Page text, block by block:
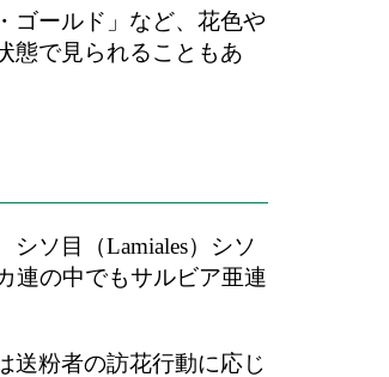
ゴールド」など、花色や
態で見られることもあ
ソ目（Lamiales）シソ
連の中でもサルビア亜連
送粉者の訪花行動に応じ